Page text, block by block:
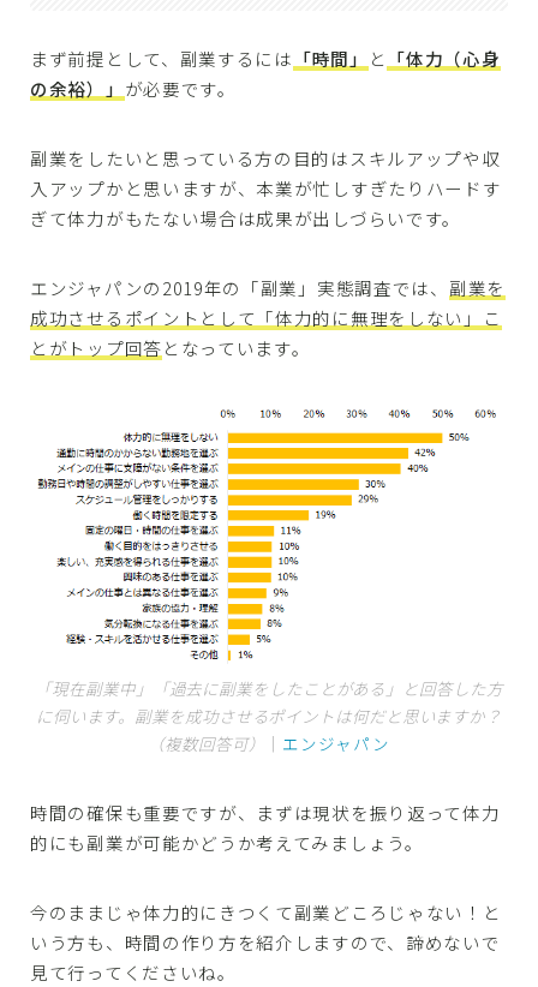
まず前提として、副業するには 「時間」 と 「体力（心身
の余裕）」 が必要です。
副業をしたいと思っている方の目的はスキルアップや収
入アップかと思いますが、本業が忙しすぎたりハードす
ぎて体力がもたない場合は成果が出しづらいです。
エンジャパンの2019年の「副業」実態調査では、 副業を
成功させるポイントとして「体力的に無理をしない」こ
とがトップ回答となっています。
「現在副業中」「過去に副業をしたことがある」と回答した方
に伺います。副業を成功させるポイントは何だと思いますか？
（複数回答可）
｜ エンジャパン
時間の確保も重要ですが、まずは現状を振り返って体力
的にも副業が可能かどうか考えてみましょう。
今のままじゃ体力的にきつくて副業どころじゃない！と
いう方も、時間の作り方を紹介しますので、諦めないで
見て行ってくださいね。